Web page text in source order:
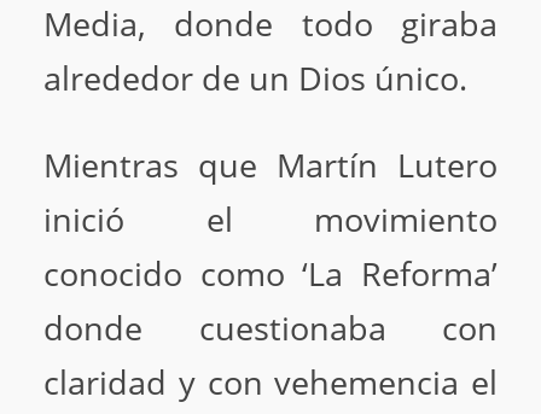
Media, donde todo giraba
alrededor de un Dios único.
Mientras que Martín Lutero
inició el movimiento
conocido como ‘La Reforma’
donde cuestionaba con
claridad y con vehemencia el